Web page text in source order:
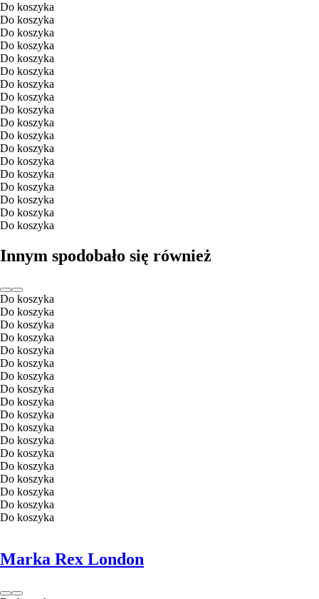
Do koszyka
Do koszyka
Do koszyka
Do koszyka
Do koszyka
Do koszyka
Do koszyka
Do koszyka
Do koszyka
Do koszyka
Do koszyka
Do koszyka
Do koszyka
Do koszyka
Do koszyka
Do koszyka
Do koszyka
Do koszyka
Innym spodobało się również
Do koszyka
Do koszyka
Do koszyka
Do koszyka
Do koszyka
Do koszyka
Do koszyka
Do koszyka
Do koszyka
Do koszyka
Do koszyka
Do koszyka
Do koszyka
Do koszyka
Do koszyka
Do koszyka
Do koszyka
Do koszyka
Marka Rex London